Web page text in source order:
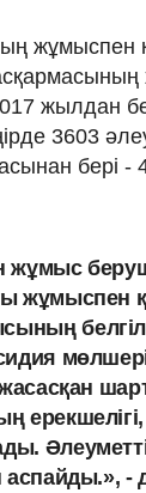
жұмыспен
жылдан
3603
бері -
жұмыс
жұмыспен
-